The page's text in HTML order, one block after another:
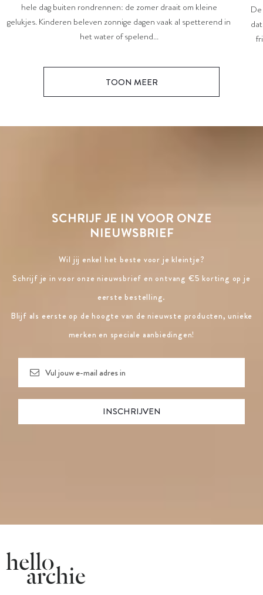
hele dag buiten rondrennen: de zomer draait om kleine
gelukjes. Kinderen beleven zonnige dagen vaak al spetterend in
het water of spelend...
TOON MEER
SCHRIJF JE IN VOOR ONZE
NIEUWSBRIEF
Wil jij enkel het beste voor je kleintje?
Schrijf je in voor onze nieuwsbrief en ontvang €5 korting op je
eerste bestelling.
Blijf als eerste op de hoogte van de nieuwste producten, unieke
merken en speciale aanbiedingen!